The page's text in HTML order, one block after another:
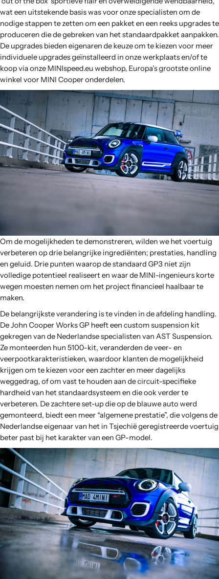
wat een uitstekende basis was voor onze specialisten om de
nodige stappen te zetten om een ​​pakket en een reeks upgrades te
produceren die de gebreken van het standaardpakket aanpakken.
De upgrades bieden eigenaren de keuze om te kiezen voor meer
individuele upgrades geïnstalleerd in onze werkplaats en/of te
koop via onze MINIspeed.eu webshop, Europa’s grootste online
winkel voor MINI Cooper onderdelen.
Om de mogelijkheden te demonstreren, wilden we het voertuig
verbeteren op drie belangrijke ingrediënten; prestaties, handling
en geluid. Drie punten waarop de standaard GP3 niet zijn
volledige potentieel realiseert en waar de MINI-ingenieurs korte
wegen moesten nemen om het project financieel haalbaar te
maken.
De belangrijkste verandering is te vinden in de afdeling handling.
De John Cooper Works GP heeft een custom suspension kit
gekregen van de Nederlandse specialisten van AST Suspension.
Ze monteerden hun 5100-kit, veranderden de veer- en
veerpootkarakteristieken, waardoor klanten de mogelijkheid
krijgen om te kiezen voor een zachter en meer dagelijks
weggedrag, of om vast te houden aan de circuit-specifieke
hardheid van het standaardsysteem en die ook verder te
verbeteren. De zachtere set-up die op de blauwe auto werd
gemonteerd, biedt een meer “algemene prestatie”, die volgens de
Nederlandse eigenaar van het in Tsjechië geregistreerde voertuig
beter past bij het karakter van een GP-model.